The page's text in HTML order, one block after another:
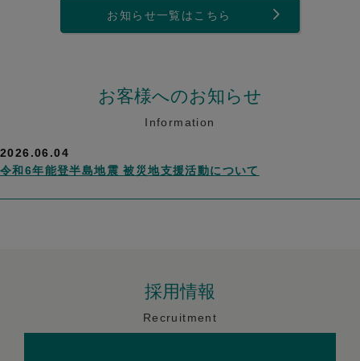
お知らせ一覧はこちら
お客様へのお知らせ
Information
2026.06.04
令和6年能登半島地震 被災地支援活動について
採用情報
Recruitment